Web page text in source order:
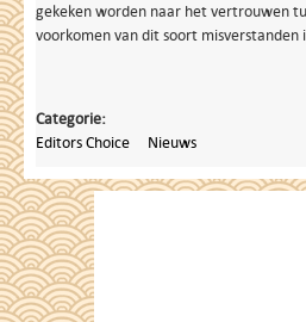
gekeken worden naar het vertrouwen
voorkomen van dit soort
Categorie:
Editors Choice
Nieuws